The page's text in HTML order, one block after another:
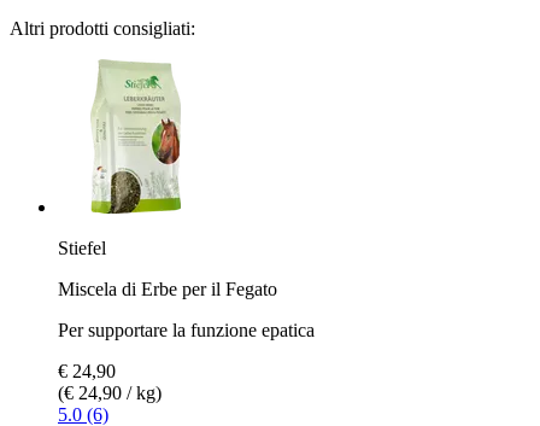
Altri prodotti consigliati:
Stiefel
Miscela di Erbe per il Fegato
Per supportare la funzione epatica
€ 24,90
(€ 24,90 / kg)
5.0 (6)